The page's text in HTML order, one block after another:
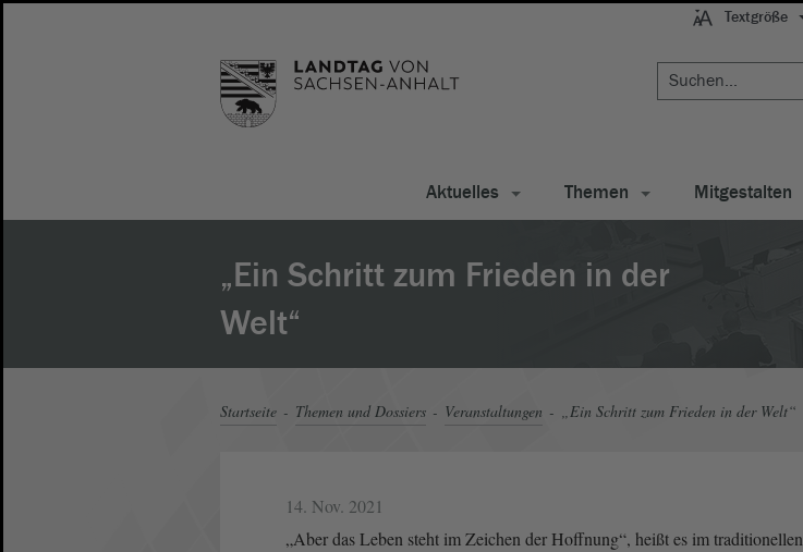
Textgröße
Aktuelles Themen Mitgestalten
„Ein Schritt zum Frieden in der
Welt“
Startseite Themen und Dossiers Veranstaltungen „Ein Schritt zum Frieden in der Welt“
14. Nov. 2021
„Aber das Leben steht im Zeichen der Hoffnung“, heißt es im traditionellen